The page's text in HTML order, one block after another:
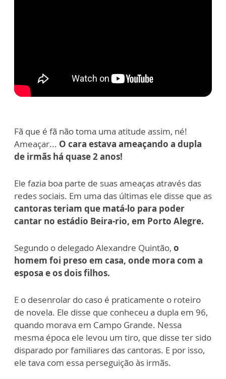
Fã que é fã não toma uma atitude assim, né!
Ameaçar... O cara estava ameaçando a dupla
de irmãs há quase 2 anos!
Ele fazia boa parte de suas ameaças através das
redes sociais. Em uma das últimas ele disse que as
cantoras teriam que matá-lo para poder
cantar no estádio Beira-rio, em Porto Alegre.
Segundo o delegado Alexandre Quintão, o
homem foi preso em casa, onde mora com a
esposa e os dois filhos.
E o desenrolar do caso é praticamente o roteiro
de novela. Ele disse que conheceu a dupla em 96,
quando morava em Campo Grande. Nessa
mesma época ele levou um tiro, que disse ter sido
disparado por familiares das cantoras. E por isso,
ele tava com essa perseguição às irmãs.